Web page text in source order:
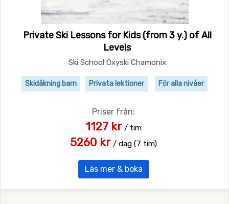
Private Ski Lessons for Kids (from 3 y.) of All
Levels
Ski School Oxyski Chamonix
Skidåkning barn Privata lektioner För alla nivåer
Priser från:
1127 kr / tim
5260 kr / dag (7 tim)
Läs mer & boka